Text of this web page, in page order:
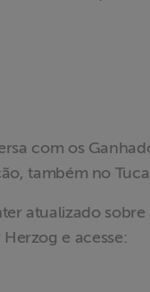
com os
também no
atualizado sobre
e acesse: